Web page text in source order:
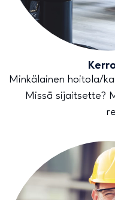
Minkälainen hoitola/
Missä sijaitsette?